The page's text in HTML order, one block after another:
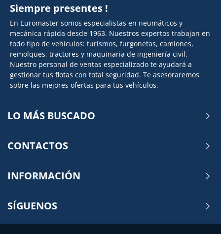
Siempre presentes !
En Euromaster somos especialistas en neumáticos y
mecánica rápida desde 1963. Nuestros expertos trabajan en
todo tipo de vehículos: turismos, furgonetas, camiones,
remolques, tractores y maquinaria de ingeniería civil.
Nuestro personal de ventas especializado te ayudará a
gestionar tus flotas con total seguridad. Te asesoraremos
sobre las mejores ofertas para tus vehículos.
LO MÁS BUSCADO
CONTACTOS
INFORMACIÓN
SÍGUENOS